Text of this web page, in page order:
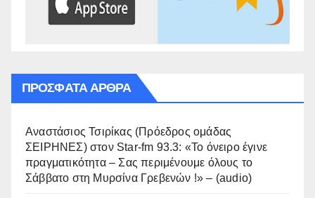
ΠΡΌΣΦΑΤΑ ΆΡΘΡΑ
Αναστάσιος Τσιρίκας (Πρόεδρος ομάδας
ΣΕΙΡΗΝΕΣ) στον Star-fm 93.3: «Το όνειρο έγινε
πραγματικότητα – Σας περιμένουμε όλους το
Σάββατο στη Μυρσίνα Γρεβενών !» – (audio)